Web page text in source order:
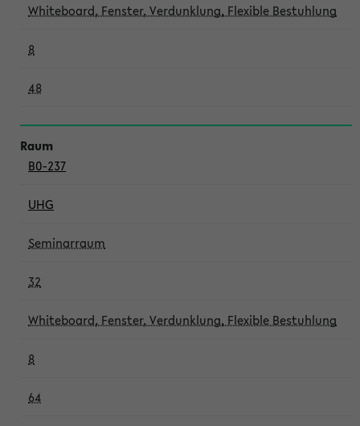
Whiteboard, Fenster, Verdunklung, Flexible Bestuhlung
8
48
B0-237
UHG
Seminarraum
32
Whiteboard, Fenster, Verdunklung, Flexible Bestuhlung
8
64